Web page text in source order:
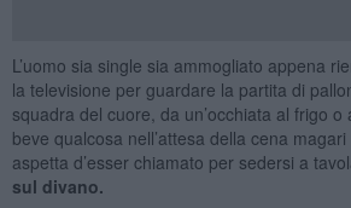
L’uomo sia single sia ammogliato appena
la televisione per guardare la partita di
squadra del cuore, da un’occhiata al frigo o
beve qualcosa nell’attesa della cena
aspetta d’esser chiamato per sedersi a
sul divano.